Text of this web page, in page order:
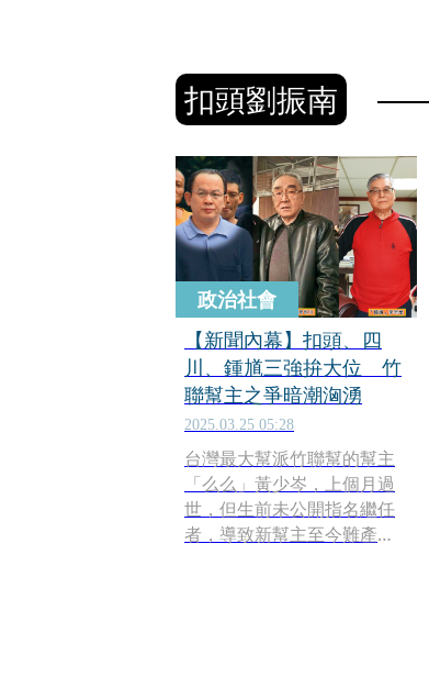
扣頭劉振南
政治社會
【新聞內幕】扣頭、四
川、鍾馗三強拚大位 竹
聯幫主之爭暗潮洶湧
2025.03.25 05:28
台灣最大幫派竹聯幫的幫主
「么么」黃少岑，上個月過
世，但生前未公開指名繼任
者，導致新幫主至今難產。